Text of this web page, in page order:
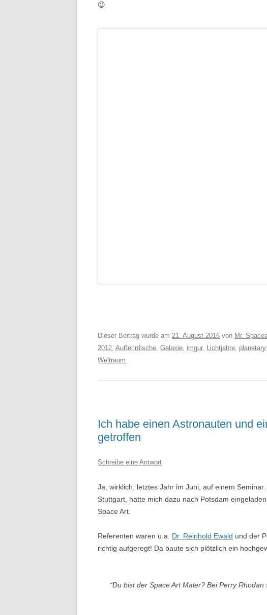
😉
Dieser Beitrag wurde am 21. August 2016 von Mr.
2012, Außerirdische, Galaxie, imgur, Lichtjahre,
Weltraum.
Ich habe einen Astronauten und
getroffen
Schreibe eine Antwort
Ja, wirklich, letztes Jahr im Juni, auf einem Seminar.
Stuttgart, hatte mich dazu nach Potsdam
Space Art.
Referenten waren u.a. Dr. Reinhold Ewald und der
richtig aufgeregt! Da baute sich plötzlich ein
“Du bist der Space Art Maler? Bei Perry Rhodan